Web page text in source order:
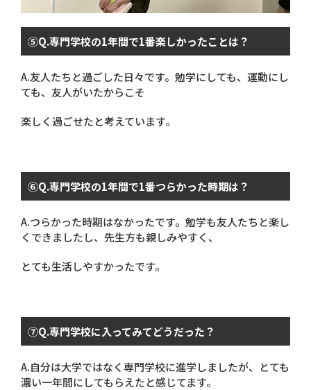
⑤Q.専門学校の1年間で1番楽しかったことは？
A.友人たちと過ごした日々です。勉学にしても、運動にし
ても、友人がいたからこそ
楽しく過ごせたと考えています。
⑥Q.専門学校の1年間で1番つらかった時期は？
A.つらかった時期はなかったです。勉学も友人たちと楽し
くできましたし、先生方も親しみやすく、
とても生活しやすかったです。
⑦Q.専門学校に入ってみてどうだった？
A.自分は大学ではなく専門学校に進学しましたが、とても
濃い一年間にしてもらえたと感じてます。